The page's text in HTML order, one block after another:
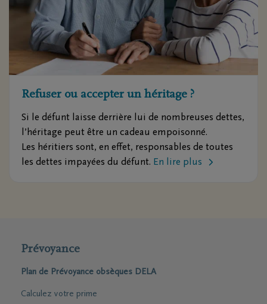
Refuser ou accepter un héritage ?
Si le défunt laisse derrière lui de nombreuses dettes,
l’héritage peut être un cadeau empoisonné.
Les héritiers sont, en effet, responsables de toutes
les dettes impayées du défunt. En lire plus
Prévoyance
Plan de Prévoyance obsèques DELA
Calculez votre prime